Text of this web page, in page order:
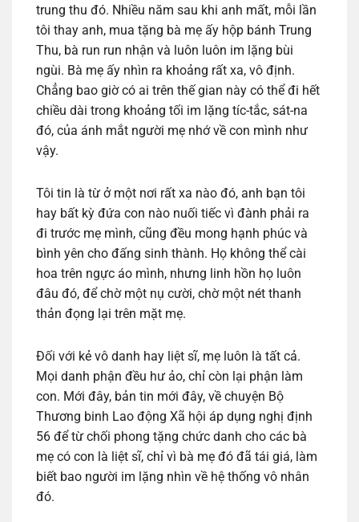
trung thu đó. Nhiều năm sau khi anh mất, mỗi lần
tôi thay anh, mua tặng bà mẹ ấy hộp bánh Trung
Thu, bà run run nhận và luôn luôn im lặng bùi
ngùi. Bà mẹ ấy nhìn ra khoảng rất xa, vô định.
Chẳng bao giờ có ai trên thế gian này có thể đi hết
chiều dài trong khoảng tối im lặng tíc-tắc, sát-na
đó, của ánh mắt người mẹ nhớ về con mình như
vậy.
Tôi tin là từ ở một nơi rất xa nào đó, anh bạn tôi
hay bất kỳ đứa con nào nuối tiếc vì đành phải ra
đi trước mẹ mình, cũng đều mong hạnh phúc và
bình yên cho đấng sinh thành. Họ không thể cài
hoa trên ngực áo mình, nhưng linh hồn họ luôn
đâu đó, để chờ một nụ cười, chờ một nét thanh
thản đọng lại trên mặt mẹ.
Đối với kẻ vô danh hay liệt sĩ, mẹ luôn là tất cả.
Mọi danh phận đều hư ảo, chỉ còn lại phận làm
con. Mới đây, bản tin mới đây, về chuyện Bộ
Thương binh Lao động Xã hội áp dụng nghị định
56 để từ chối phong tặng chức danh cho các bà
mẹ có con là liệt sĩ, chỉ vì bà mẹ đó đã tái giá, làm
biết bao người im lặng nhìn về hệ thống vô nhân
đó.